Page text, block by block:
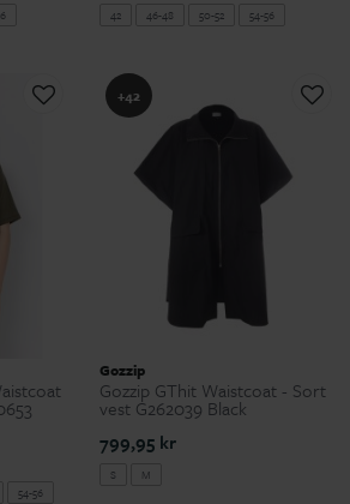
42 46-48 50-52 54-56
54-56
+42
Gozzip
Gozzip GThit Waistcoat - Sort
vest G262039 Black
799,95 kr
S M